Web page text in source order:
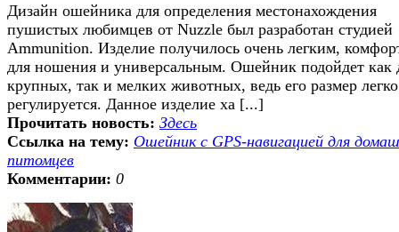
Дизайн ошейника для определения местонахождения
пушистых любимцев от Nuzzle был разработан студией
Ammunition. Изделие получилось очень легким,
для ношения и универсальным. Ошейник подойдет как
крупных, так и мелких животных, ведь его размер легко
регулируется. Данное изделие ха [...]
Прочитать новость: Здесь
Ссылка на тему: Ошейник с GPS-навигацией для
питомцев
Комментарии: 0